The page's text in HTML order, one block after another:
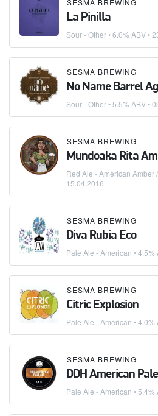
SESMA BREWING
La Pinilla
Sour - Other• 6.0% ABV •
SESMA BREWING
No Name Barrel
Sour - Other• 5.5% ABV •
SESMA BREWING
Mundoaka Rita
Red Ale - American Amber
15.04.2016
SESMA BREWING
Diva Rubia Eco
Pale Ale - American • 4.5%
SESMA BREWING
Citric Explosion
Pale Ale - American • 4.0%
SESMA BREWING
DDH American
Pale Ale - American • 5.4%